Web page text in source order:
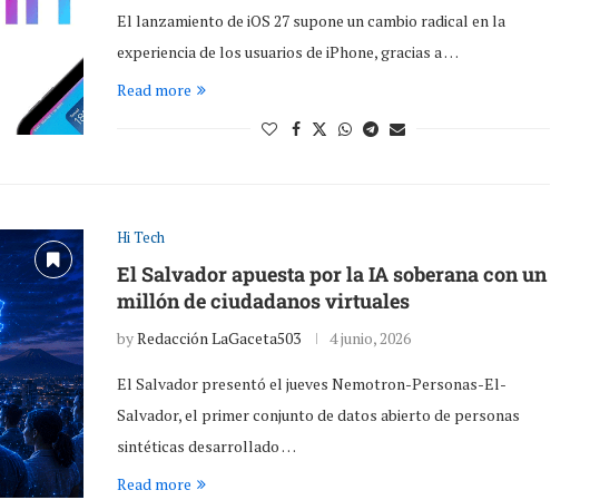
El lanzamiento de iOS 27 supone un cambio radical en la
experiencia de los usuarios de iPhone, gracias a …
Read more
Hi Tech
El Salvador apuesta por la IA soberana con un
millón de ciudadanos virtuales
byRedacción LaGaceta503 4 junio, 2026
El Salvador presentó el jueves Nemotron-Personas-El-
Salvador, el primer conjunto de datos abierto de personas
sintéticas desarrollado …
Read more